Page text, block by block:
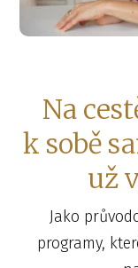
Na
k sobě
už
Jako
programy,